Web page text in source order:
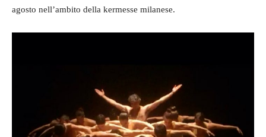
agosto nell’ambito della kermesse milanese.